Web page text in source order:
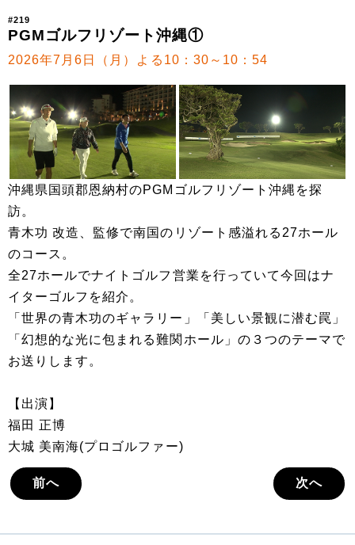
#219
PGMゴルフリゾート沖縄①
2026年7月6日（月）よる10：30～10：54
沖縄県国頭郡恩納村のPGMゴルフリゾート沖縄を探
訪。
青木功 改造、監修で南国のリゾート感溢れる27ホール
のコース。
全27ホールでナイトゴルフ営業を行っていて今回はナ
イターゴルフを紹介。
「世界の青木功のギャラリー」「美しい景観に潜む罠」
「幻想的な光に包まれる難関ホール」の３つのテーマで
お送りします。
【出演】
福田 正博
大城 美南海(プロゴルファー)
前へ 次へ